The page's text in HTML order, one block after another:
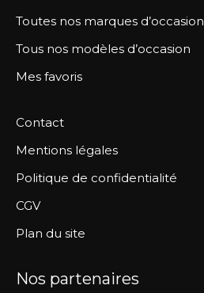
Toutes nos marques d’occasion
Tous nos modèles d’occasion
Mes favoris
Contact
Mentions légales
Politique de confidentialité
CGV
Plan du site
Nos partenaires